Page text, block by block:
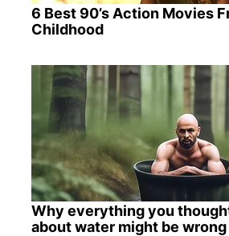
6 Best 90’s Action Movies
Childhood
Why everything you
about water might be wrong